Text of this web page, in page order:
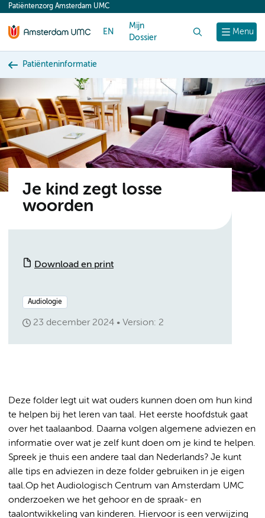
content
Menu
Patiëntenzorg Amsterdam UMC
EN
Mijn
Dossier
Patiënteninformatie
Je kind zegt losse
woorden
Download en print
Audiologie
23 december 2024 Version: 2
Deze folder legt uit wat ouders kunnen doen om hun kind
te helpen bij het leren van taal. Het eerste hoofdstuk gaat
over het taalaanbod. Daarna volgen algemene adviezen en
informatie over wat je zelf kunt doen om je kind te helpen.
Spreek je thuis een andere taal dan Nederlands? Je kunt
alle tips en adviezen in deze folder gebruiken in je eigen
taal.Op het Audiologisch Centrum van Amsterdam UMC
onderzoeken we het gehoor en de spraak- en
taalontwikkeling van kinderen. Hiervoor is een verwijzing